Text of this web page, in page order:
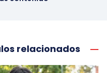
relacionados